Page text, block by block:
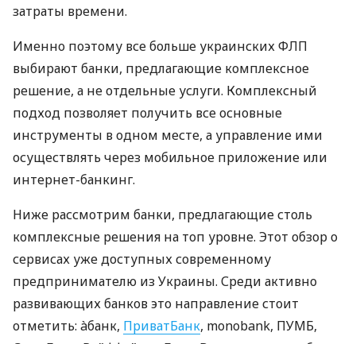
затраты времени.
Именно поэтому все больше украинских ФЛП
выбирают банки, предлагающие комплексное
решение, а не отдельные услуги. Комплексный
подход позволяет получить все основные
инструменты в одном месте, а управление ими
осуществлять через мобильное приложение или
интернет-банкинг.
Ниже рассмотрим банки, предлагающие столь
комплексные решения на топ уровне. Этот обзор о
сервисах уже доступных современному
предпринимателю из Украины. Среди активно
развивающих банков это направление стоит
отметить: àбанк, ПриватБанк, monobank, ПУМБ,